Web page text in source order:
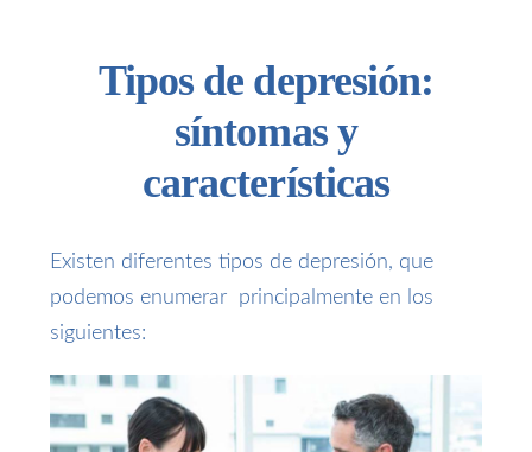
Tipos de depresión:
síntomas y
características
Existen diferentes tipos de depresión, que
podemos enumerar principalmente en los
siguientes: